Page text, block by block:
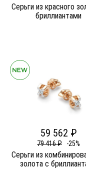
Серьги из красного
бриллиантами
59 562 ₽
79 416 ₽ -25%
Серьги из
золота c